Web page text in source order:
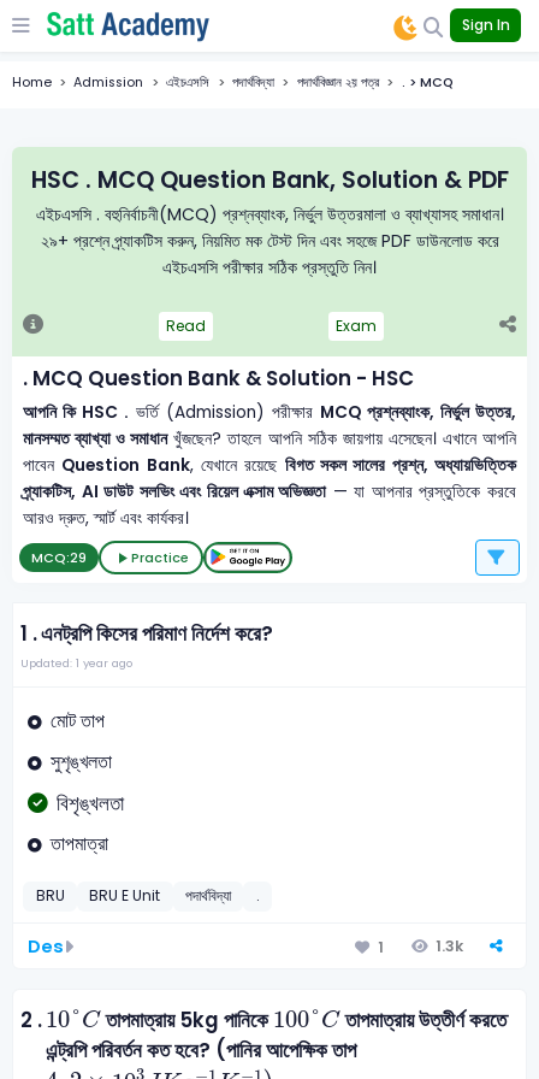
Sign In
Home Admission এইচএসসি পদার্থবিদ্যা পদার্থবিজ্ঞান ২য় পত্র . > MCQ
HSC . MCQ Question Bank, Solution & PDF
এইচএসসি . বহুনির্বাচনী(MCQ) প্রশ্নব্যাংক, নির্ভুল উত্তরমালা ও ব্যাখ্যাসহ সমাধান।
২৯+ প্রশ্নে প্র্যাকটিস করুন, নিয়মিত মক টেস্ট দিন এবং সহজে PDF ডাউনলোড করে
এইচএসসি পরীক্ষার সঠিক প্রস্তুতি নিন।
Read Exam
. MCQ Question Bank & Solution - HSC
আপনি কি HSC . ভর্তি (Admission) পরীক্ষার MCQ প্রশ্নব্যাংক, নির্ভুল উত্তর,
মানসম্মত ব্যাখ্যা ও সমাধানখুঁজছেন? তাহলে আপনি সঠিক জায়গায় এসেছেন। এখানে আপনি
পাবেন Question Bank, যেখানে রয়েছে বিগত সকল সালের প্রশ্ন, অধ্যায়ভিত্তিক
প্র্যাকটিস, AI ডাউট সলভিং এবং রিয়েল এক্সাম অভিজ্ঞতা— যা আপনার প্রস্তুতিকে করবে
আরও দ্রুত, স্মার্ট এবং কার্যকর।
MCQ:29 Practice
1 .এনট্রপি কিসের পরিমাণ নির্দেশ করে?
Updated: 1 year ago
মোট তাপ
সুশৃঙ্খলতা
বিশৃঙ্খলতা
তাপমাত্রা
BRU BRU E Unit পদার্থবিদ্যা .
Des 1 1.3k
2 .10°C
10°C তাপমাত্রায় 5kg পানিকে100°C
100°Cতাপমাত্রায় উত্তীর্ণ করতে
এন্ট্রপি পরিবর্তন কত হবে? (পানির আপেক্ষিক তাপ
3
4.2× 103J Kg-1K-1)